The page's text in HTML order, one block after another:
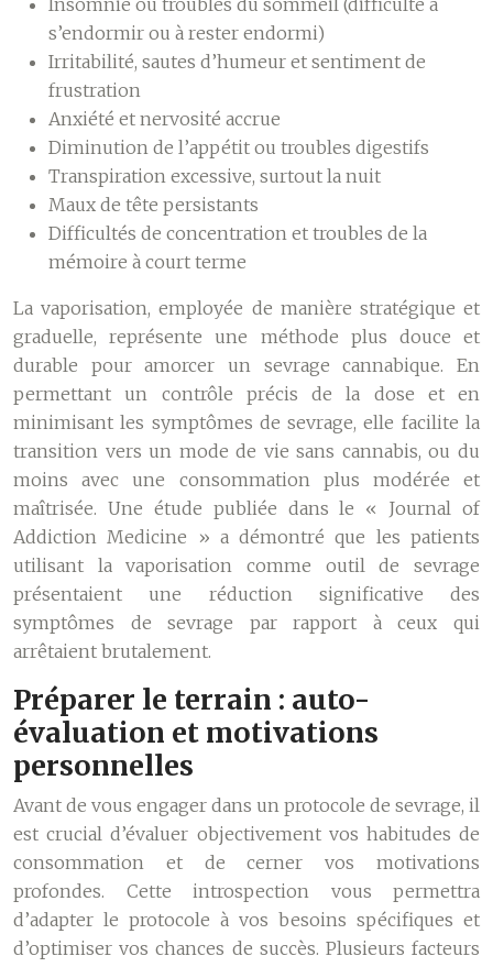
Insomnie ou troubles du sommeil (difficulté à
s’endormir ou à rester endormi)
Irritabilité, sautes d’humeur et sentiment de
frustration
Anxiété et nervosité accrue
Diminution de l’appétit ou troubles digestifs
Transpiration excessive, surtout la nuit
Maux de tête persistants
Difficultés de concentration et troubles de la
mémoire à court terme
La vaporisation, employée de manière stratégique et
graduelle, représente une méthode plus douce et
durable pour amorcer un sevrage cannabique. En
permettant un contrôle précis de la dose et en
minimisant les symptômes de sevrage, elle facilite la
transition vers un mode de vie sans cannabis, ou du
moins avec une consommation plus modérée et
maîtrisée. Une étude publiée dans le « Journal of
Addiction Medicine » a démontré que les patients
utilisant la vaporisation comme outil de sevrage
présentaient une réduction significative des
symptômes de sevrage par rapport à ceux qui
arrêtaient brutalement.
Préparer le terrain : auto-
évaluation et motivations
personnelles
Avant de vous engager dans un protocole de sevrage, il
est crucial d’évaluer objectivement vos habitudes de
consommation et de cerner vos motivations
profondes. Cette introspection vous permettra
d’adapter le protocole à vos besoins spécifiques et
d’optimiser vos chances de succès. Plusieurs facteurs